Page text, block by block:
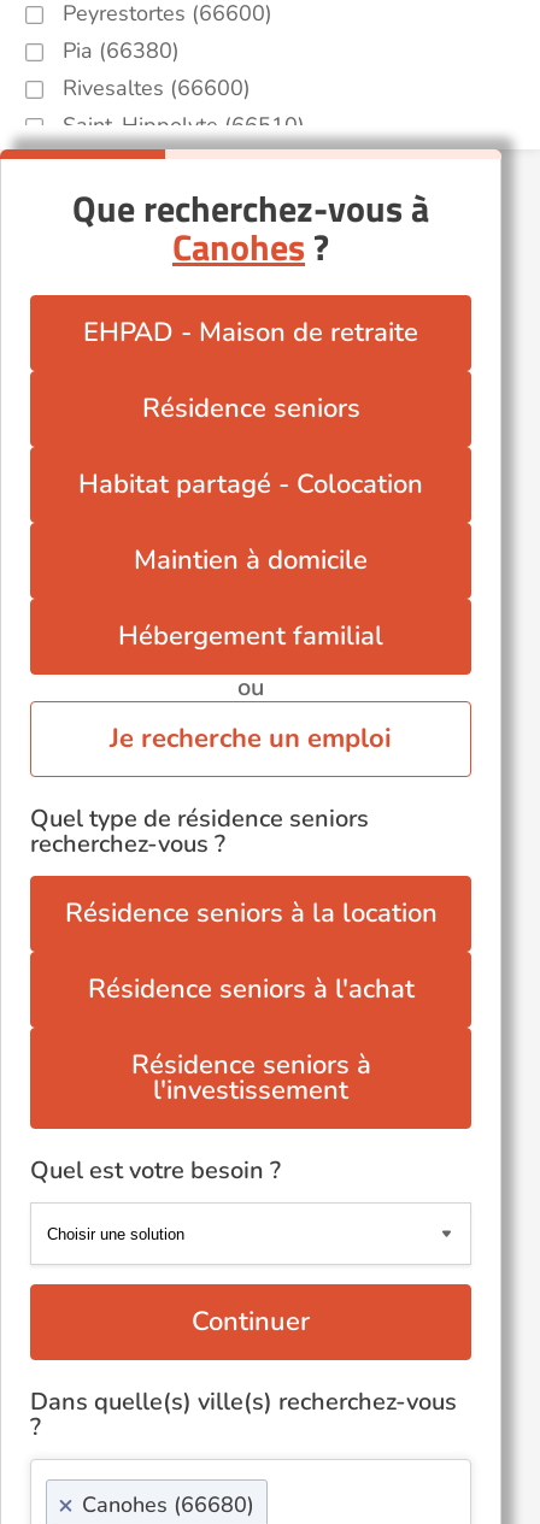
Peyrestortes (66600)
Pia (66380)
Rivesaltes (66600)
Saint-Hippolyte (66510)
Villelongue-de-la-Salanque (66410)
Que recherchez-vous à
Canohes?
EHPAD - Maison de retraite
Résidence seniors
Habitat partagé - Colocation
Maintien à domicile
Hébergement familial
ou
Je recherche un emploi
Quel type de résidence seniors
recherchez-vous ?
Résidence seniors à la location
Résidence seniors à l'achat
Résidence seniors à
l'investissement
Quel est votre besoin ?
Continuer
Dans quelle(s) ville(s) recherchez-vous
?
× Canohes (66680)